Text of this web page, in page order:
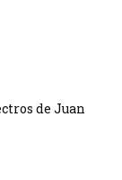
de Juan